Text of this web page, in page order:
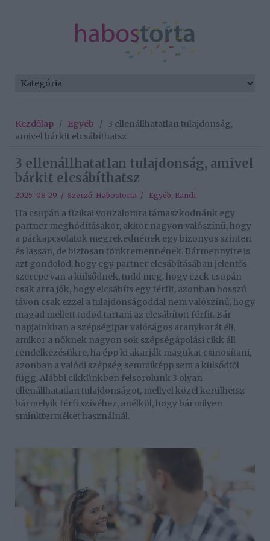
Kezdőlap / Egyéb / 3 ellenállhatatlan tulajdonság,
amivel bárkit elcsábíthatsz
3 ellenállhatatlan tulajdonság, amivel
bárkit elcsábíthatsz
2025-08-29 / Szerző: Habostorta / Egyéb, Randi
Ha csupán a fizikai vonzalomra támaszkodnánk egy
partner meghódításakor, akkor nagyon valószínű, hogy
a párkapcsolatok megrekednének egy bizonyos szinten
és lassan, de biztosan tönkremennének. Bármennyire is
azt gondolod, hogy egy partner elcsábításában jelentős
szerepe van a külsődnek, tudd meg, hogy ezek csupán
csak arra jók, hogy elcsábíts egy férfit, azonban hosszú
távon csak ezzel a tulajdonságoddal nem valószínű, hogy
magad mellett tudod tartani az elcsábított férfit. Bár
napjainkban a szépségipar valóságos aranykorát éli,
amikor a nőknek nagyon sok szépségápolási cikk áll
rendelkezésükre, ha épp ki akarják magukat csinosítani,
azonban a valódi szépség semmiképp sem a külsődtől
függ. Alábbi cikkünkben felsorolunk 3 olyan
ellenállhatatlan tulajdonságot, mellyel közel kerülhetsz
bármelyik férfi szívéhez, anélkül, hogy bármilyen
sminkterméket használnál.